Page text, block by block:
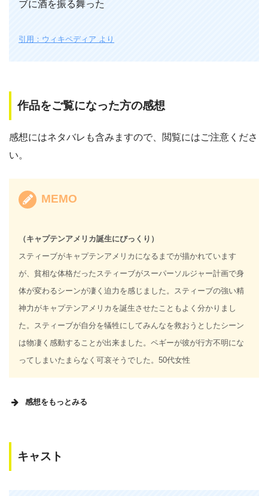
ブに酒を振る舞った
引用：ウィキペディア より
作品をご覧になった方の感想
感想にはネタバレも含みますので、閲覧にはご注意くださ
い。
MEMO
（キャプテンアメリカ誕生にびっくり）
スティーブがキャプテンアメリカになるまでが描かれています
が、貧相な体格だったスティーブがスーパーソルジャー計画で身
体が変わるシーンが凄く迫力を感じました。スティーブの強い精
神力がキャプテンアメリカを誕生させたこともよく分かりまし
た。スティーブが自分を犠牲にしてみんなを救おうとしたシーン
は物凄く感動することが出来ました。ペギーが彼が行方不明にな
ってしまいたまらなく可哀そうでした。50代女性
感想をもっとみる
【キャプテンアメリカの誕生秘話に驚き】
キャスト